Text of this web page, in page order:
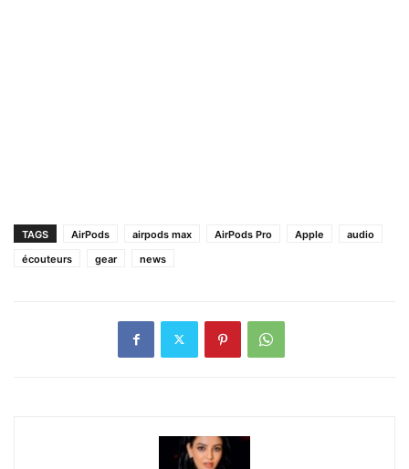
TAGS AirPods airpods max AirPods Pro Apple
audio
écouteurs
gear news